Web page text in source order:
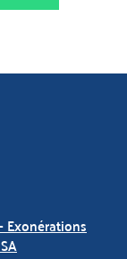
Exonérations